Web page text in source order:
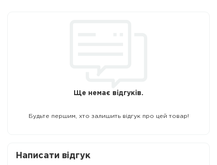
Ще немає відгуків.
Будьте першим, хто залишить відгук про цей товар!
Написати відгук